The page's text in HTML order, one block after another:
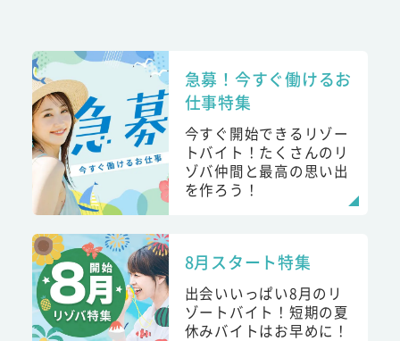
急募！今すぐ働けるお
仕事特集
今すぐ開始できるリゾー
トバイト！たくさんのリ
ゾバ仲間と最高の思い出
を作ろう！
8月スタート特集
出会いいっぱい8月のリ
ゾートバイト！短期の夏
休みバイトはお早めに！